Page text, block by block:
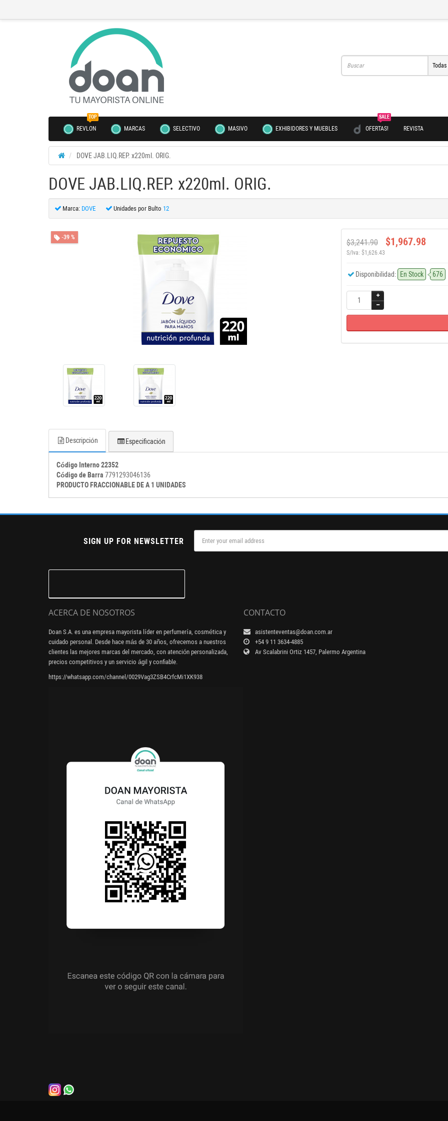
TOP
REVLON MARCAS SELECTIVO MASIVO EXHIBIDORES Y MUEBLES
SALE
OFERTAS! REVISTA
DOVE JAB.LIQ.REP. x220ml. ORIG.
DOVE JAB.LIQ.REP. x220ml. ORIG.
Marca: DOVE Unidades por Bulto 12
-39 %
$3,241.90 $1,967.98
S/Iva: $1,626.43
Disponibilidad: En Stock 676
Descripción Especificación
Código Interno 22352
Código de Barra 7791293046136
PRODUCTO FRACCIONABLE DE A 1 UNIDADES
SIGN UP FOR NEWSLETTER
ACERCA DE NOSOTROS
Doan S.A. es una empresa mayorista líder en perfumería, cosmética y
cuidado personal. Desde hace más de 30 años, ofrecemos a nuestros
clientes las mejores marcas del mercado, con atención personalizada,
precios competitivos y un servicio ágil y confiable.
https://whatsapp.com/channel/0029Vag3ZSB4CrfcMi1XK938
CONTACTO
asistenteventas@doan.com.ar
+54 9 11 3634-4885
Av Scalabrini Ortiz 1457, Palermo Argentina